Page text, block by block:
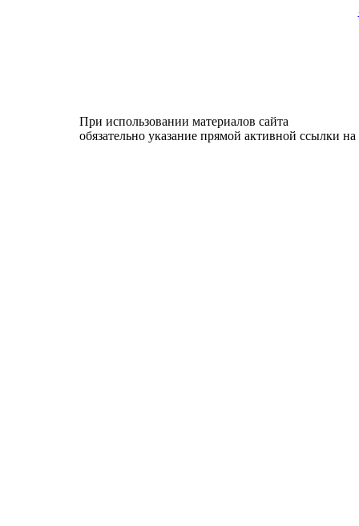
При использовании материалов сайта
обязательно указание прямой активной ссылки на